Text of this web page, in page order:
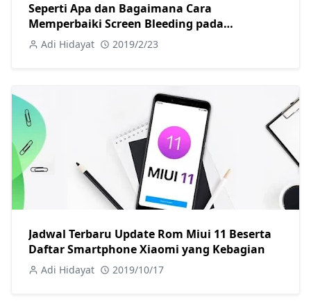
Seperti Apa dan Bagaimana Cara
Memperbaiki Screen Bleeding pada
Smartphone Xiaomi? POCOPhone, Redmi, Mi
Adi Hidayat 2019/2/23
Jadwal Terbaru Update Rom Miui 11 Beserta
Daftar Smartphone Xiaomi yang Kebagian
Adi Hidayat 2019/10/17